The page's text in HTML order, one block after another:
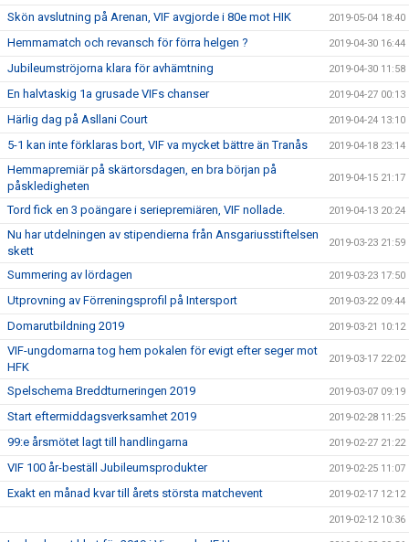
Skön avslutning på Arenan, VIF avgjorde i 80e mot HIK 2019-05-04 18:40
Hemmamatch och revansch för förra helgen ? 2019-04-30 16:44
Jubileumströjorna klara för avhämtning 2019-04-30 11:58
En halvtaskig 1a grusade VIFs chanser 2019-04-27 00:13
Härlig dag på Asllani Court 2019-04-24 13:10
5-1 kan inte förklaras bort, VIF va mycket bättre än Tranås 2019-04-18 23:14
Hemmapremiär på skärtorsdagen, en bra början på
påskledigheten
2019-04-15 21:17
Tord fick en 3 poängare i seriepremiären, VIF nollade. 2019-04-13 20:24
Nu har utdelningen av stipendierna från Ansgariusstiftelsen
skett
2019-03-23 21:59
Summering av lördagen 2019-03-23 17:50
Utprovning av Förreningsprofil på Intersport 2019-03-22 09:44
Domarutbildning 2019 2019-03-21 10:12
VIF-ungdomarna tog hem pokalen för evigt efter seger mot
HFK
2019-03-17 22:02
Spelschema Breddturneringen 2019 2019-03-07 09:19
Start eftermiddagsverksamhet 2019 2019-02-28 11:25
99:e årsmötet lagt till handlingarna 2019-02-27 21:22
VIF 100 år-beställ Jubileumsprodukter 2019-02-25 11:07
Exakt en månad kvar till årets största matchevent 2019-02-17 12:12
2019-02-12 10:36